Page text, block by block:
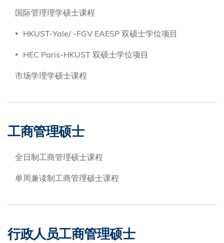
国际管理理学硕士课程
HKUST-Yale/ -FGV EAESP 双硕士学位项目
HEC Paris-HKUST 双硕士学位项目
市场学理学硕士课程
工商管理硕士
全日制工商管理硕士课程
单周兼读制工商管理硕士课程
行政人员工商管理硕士